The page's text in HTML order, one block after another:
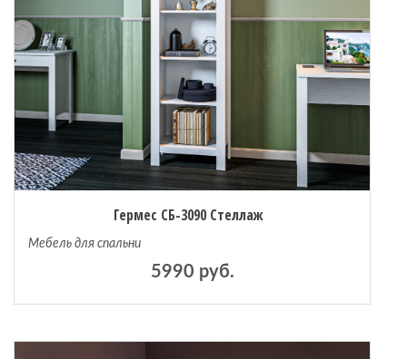
Гермес СБ-3090 Стеллаж
Мебель для спальни
5990 руб.